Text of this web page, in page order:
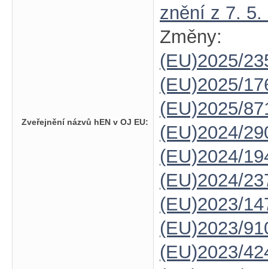
Zveřejnění názvů hEN v OJ EU:
znění z 7. 5.
Změny:
(EU)2025/
(EU)2025/
(EU)2025/
(EU)2024/
(EU)2024/
(EU)2024/
(EU)2023/
(EU)2023/
(EU)2023/